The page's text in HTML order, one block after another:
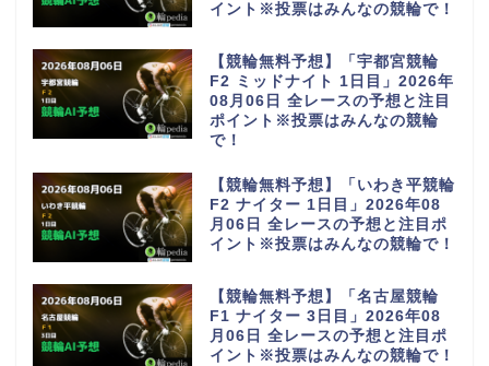
イント※投票はみんなの競輪で！
【競輪無料予想】「宇都宮競輪
F2 ミッドナイト 1日目」2026年
08月06日 全レースの予想と注目
ポイント※投票はみんなの競輪
で！
【競輪無料予想】「いわき平競輪
F2 ナイター 1日目」2026年08
月06日 全レースの予想と注目ポ
イント※投票はみんなの競輪で！
【競輪無料予想】「名古屋競輪
F1 ナイター 3日目」2026年08
月06日 全レースの予想と注目ポ
イント※投票はみんなの競輪で！